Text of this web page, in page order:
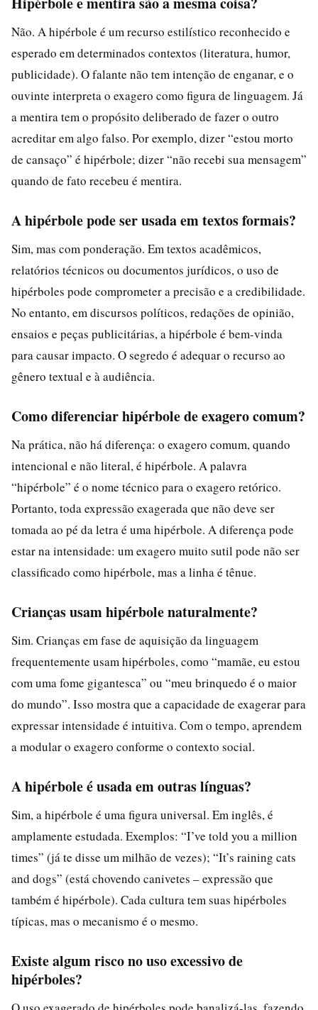
Não. A hipérbole é um recurso estilístico reconhecido e
esperado em determinados contextos (literatura, humor,
publicidade). O falante não tem intenção de enganar, e o
ouvinte interpreta o exagero como figura de linguagem. Já
a mentira tem o propósito deliberado de fazer o outro
acreditar em algo falso. Por exemplo, dizer “estou morto
de cansaço” é hipérbole; dizer “não recebi sua mensagem”
quando de fato recebeu é mentira.
A hipérbole pode ser usada em textos formais?
Sim, mas com ponderação. Em textos acadêmicos,
relatórios técnicos ou documentos jurídicos, o uso de
hipérboles pode comprometer a precisão e a credibilidade.
No entanto, em discursos políticos, redações de opinião,
ensaios e peças publicitárias, a hipérbole é bem-vinda
para causar impacto. O segredo é adequar o recurso ao
gênero textual e à audiência.
Como diferenciar hipérbole de exagero comum?
Na prática, não há diferença: o exagero comum, quando
intencional e não literal, é hipérbole. A palavra
“hipérbole” é o nome técnico para o exagero retórico.
Portanto, toda expressão exagerada que não deve ser
tomada ao pé da letra é uma hipérbole. A diferença pode
estar na intensidade: um exagero muito sutil pode não ser
classificado como hipérbole, mas a linha é tênue.
Crianças usam hipérbole naturalmente?
Sim. Crianças em fase de aquisição da linguagem
frequentemente usam hipérboles, como “mamãe, eu estou
com uma fome gigantesca” ou “meu brinquedo é o maior
do mundo”. Isso mostra que a capacidade de exagerar para
expressar intensidade é intuitiva. Com o tempo, aprendem
a modular o exagero conforme o contexto social.
A hipérbole é usada em outras línguas?
Sim, a hipérbole é uma figura universal. Em inglês, é
amplamente estudada. Exemplos: “I’ve told you a million
times” (já te disse um milhão de vezes); “It’s raining cats
and dogs” (está chovendo canivetes – expressão que
também é hipérbole). Cada cultura tem suas hipérboles
típicas, mas o mecanismo é o mesmo.
Existe algum risco no uso excessivo de
hipérboles?